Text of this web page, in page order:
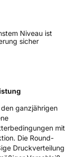
Niveau ist
sicher
ganzjährigen
mit
Die Round-
Druckverteilung